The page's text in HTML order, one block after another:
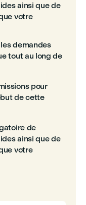
ainsi que de
votre
demandes
tout au long de
pour
de cette
de
ainsi que de
votre